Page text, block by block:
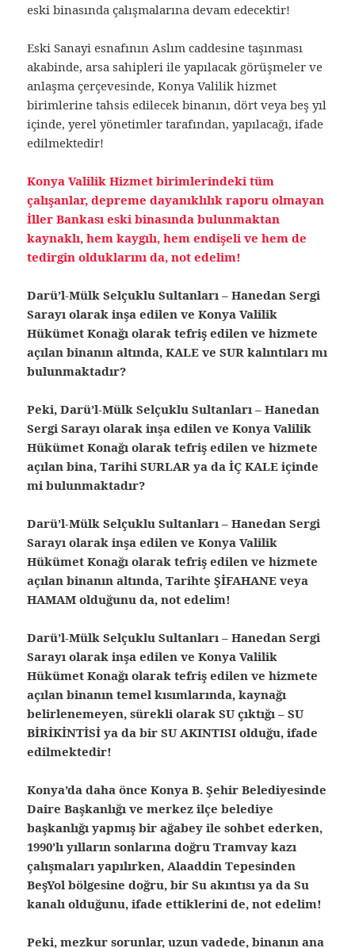
eski binasında çalışmalarına devam edecektir!
Eski Sanayi esnafının Aslım caddesine taşınması
akabinde, arsa sahipleri ile yapılacak görüşmeler ve
anlaşma çerçevesinde, Konya Valilik hizmet
birimlerine tahsis edilecek binanın, dört veya beş yıl
içinde, yerel yönetimler tarafından, yapılacağı, ifade
edilmektedir!
Konya Valilik Hizmet birimlerindeki tüm
çalışanlar, depreme dayanıklılık raporu olmayan
İller Bankası eski binasında bulunmaktan
kaynaklı, hem kaygılı, hem endişeli ve hem de
tedirgin olduklarını da, not edelim!
Darü’l-Mülk Selçuklu Sultanları – Hanedan Sergi
Sarayı olarak inşa edilen ve Konya Valilik
Hükümet Konağı olarak tefriş edilen ve hizmete
açılan binanın altında, KALE ve SUR kalıntıları mı
bulunmaktadır?
Peki, Darü’l-Mülk Selçuklu Sultanları – Hanedan
Sergi Sarayı olarak inşa edilen ve Konya Valilik
Hükümet Konağı olarak tefriş edilen ve hizmete
açılan bina, Tarihi SURLAR ya da İÇ KALE içinde
mi bulunmaktadır?
Darü’l-Mülk Selçuklu Sultanları – Hanedan Sergi
Sarayı olarak inşa edilen ve Konya Valilik
Hükümet Konağı olarak tefriş edilen ve hizmete
açılan binanın altında, Tarihte ŞİFAHANE veya
HAMAM olduğunu da, not edelim!
Darü’l-Mülk Selçuklu Sultanları – Hanedan Sergi
Sarayı olarak inşa edilen ve Konya Valilik
Hükümet Konağı olarak tefriş edilen ve hizmete
açılan binanın temel kısımlarında, kaynağı
belirlenemeyen, sürekli olarak SU çıktığı – SU
BİRİKİNTİSİ ya da bir SU AKINTISI olduğu, ifade
edilmektedir!
Konya’da daha önce Konya B. Şehir Belediyesinde
Daire Başkanlığı ve merkez ilçe belediye
başkanlığı yapmış bir ağabey ile sohbet ederken,
1990’lı yılların sonlarına doğru Tramvay kazı
çalışmaları yapılırken, Alaaddin Tepesinden
BeşYol bölgesine doğru, bir Su akıntısı ya da Su
kanalı olduğunu, ifade ettiklerini de, not edelim!
Peki, mezkur sorunlar, uzun vadede, binanın ana